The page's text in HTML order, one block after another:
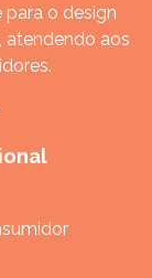
o design
atendendo aos